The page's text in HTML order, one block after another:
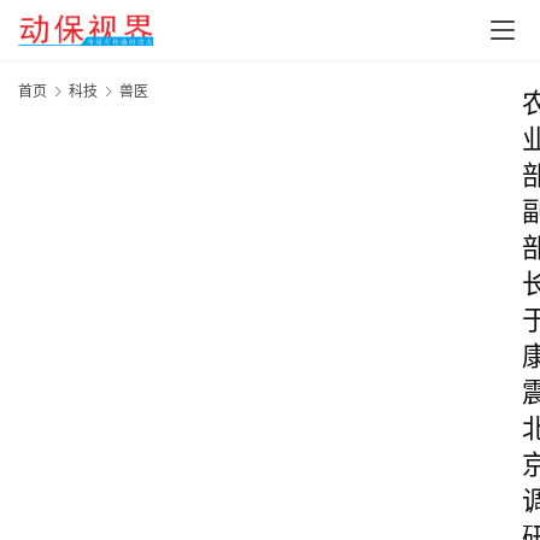
首页 科技 兽医